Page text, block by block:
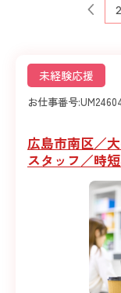
2
未経験応援
お仕事番号:
広島市南区／
スタッフ／時